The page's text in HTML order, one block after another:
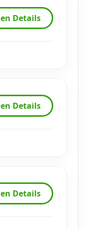
Details
Details
Details